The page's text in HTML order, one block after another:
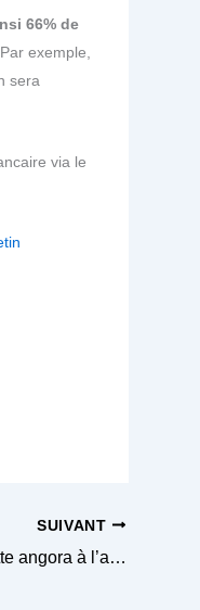
66% de
Par exemple,
sera
via le
SUIVANT
Maya, une belle chatte angora à l’adoption